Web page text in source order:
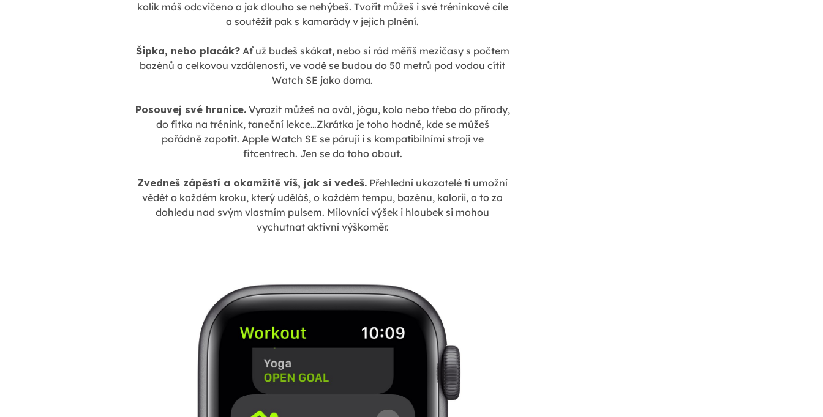
kolik máš odcvičeno a jak dlouho se nehýbeš. Tvořit můžeš i své tréninkové cíle
a soutěžit pak s kamarády v jejich plnění.
Šipka, nebo placák?Ať už budeš skákat, nebo si rád měříš mezičasy s počtem
bazénů a celkovou vzdáleností, ve vodě se budou do 50 metrů pod vodou cítit
Watch SE jako doma.
Posouvej své hranice.Vyrazit můžeš na ovál, jógu, kolo nebo třeba do přírody,
do fitka na trénink, taneční lekce…Zkrátka je toho hodně, kde se můžeš
pořádně zapotit. Apple Watch SE se párují i s kompatibilními stroji ve
fitcentrech. Jen se do toho obout.
Zvedneš zápěstí a okamžitě víš, jak si vedeš. Přehlední ukazatelé ti umožní
vědět o každém kroku, který uděláš, o každém tempu, bazénu, kalorii, a to za
dohledu nad svým vlastním pulsem. Milovníci výšek i hloubek si mohou
vychutnat aktivní výškoměr.